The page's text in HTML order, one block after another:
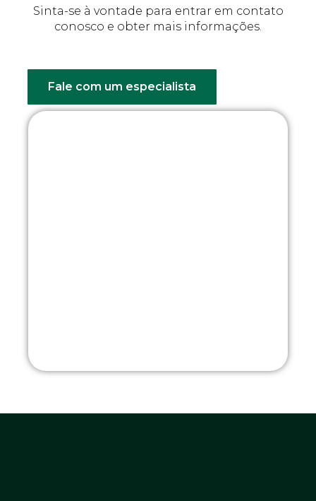
Sinta-se à vontade para entrar em contato
conosco e obter mais informações.
Fale com um especialista